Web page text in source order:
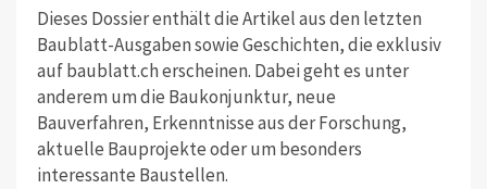
Dieses Dossier enthält die Artikel aus den letzten
Baublatt-Ausgaben sowie Geschichten, die exklusiv
auf baublatt.ch erscheinen. Dabei geht es unter
anderem um die Baukonjunktur, neue
Bauverfahren, Erkenntnisse aus der Forschung,
aktuelle Bauprojekte oder um besonders
interessante Baustellen.